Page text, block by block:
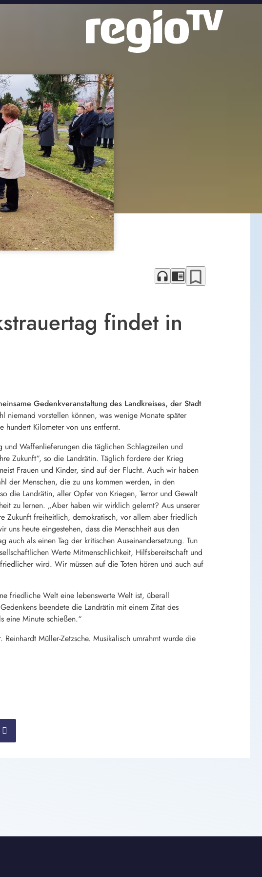
headphones chrome_reader_mode bookmark_border
findet in
Gedenkveranstaltung des Landkreises, der Stadt
niemand vorstellen können, was wenige Monate später
Kilometer von uns entfernt.
Waffenlieferungen die täglichen Schlagzeilen und
Zukunft“, so die Landrätin. Täglich fordere der Krieg
Frauen und Kinder, sind auf der Flucht. Auch wir haben
der Menschen, die zu uns kommen werden, in den
die Landrätin, aller Opfer von Kriegen, Terror und Gewalt
zu lernen. „Aber haben wir wirklich gelernt? Aus unserer
Zukunft freiheitlich, demokratisch, vor allem aber friedlich
heute eingestehen, dass die Menschheit aus den
als einen Tag der kritischen Auseinandersetzung. Tun
Werte Mitmenschlichkeit, Hilfsbereitschaft und
wird. Wir müssen auf die Toten hören und auch auf
friedliche Welt eine lebenswerte Welt ist, überall
beendete die Landrätin mit einem Zitat des
eine Minute schießen.“
Müller-Zetzsche. Musikalisch umrahmt wurde die